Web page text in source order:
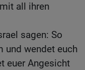
all ihren
sagen: So
und wendet euch
euer Angesicht